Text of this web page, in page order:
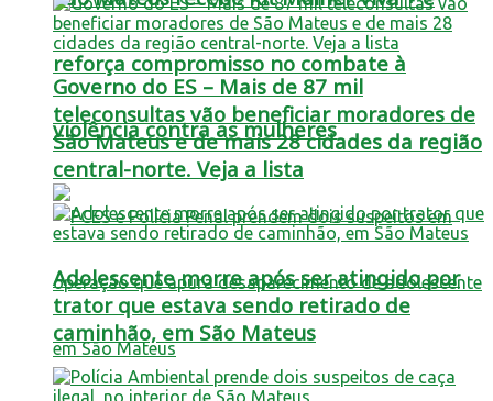
reforça compromisso no combate à
violência contra as mulheres
Governo do ES – Mais de 87 mil
teleconsultas vão beneficiar moradores de
São Mateus e de mais 28 cidades da região
central-norte. Veja a lista
Adolescente morre após ser atingido por
trator que estava sendo retirado de
caminhão, em São Mateus